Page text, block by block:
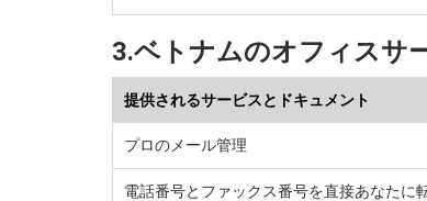
3.ベトナムのオフィスサ
提供されるサービスとドキュメント
プロのメール管理
電話番号とファックス番号を直接あなたに